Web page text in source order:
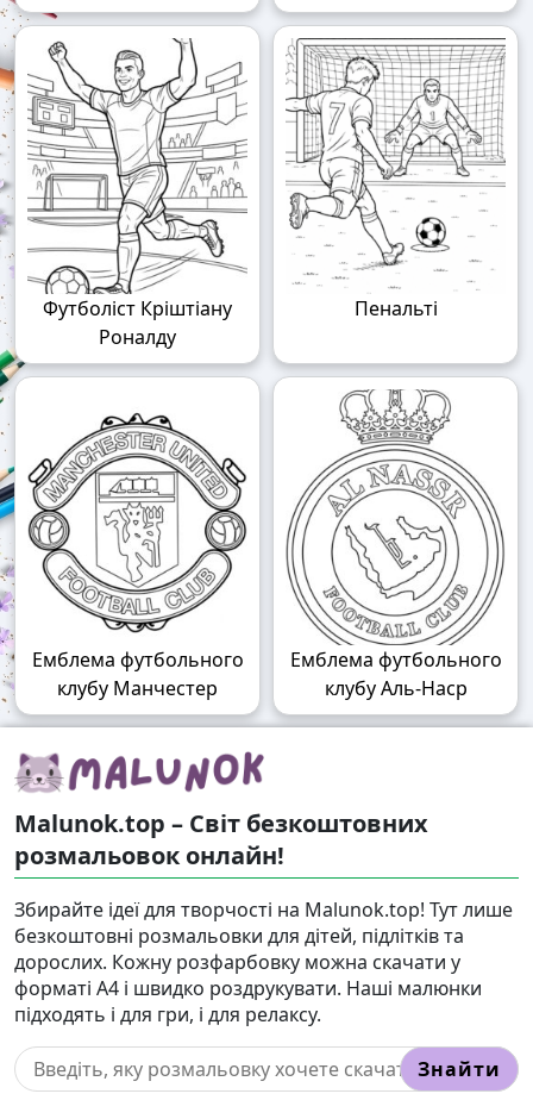
Футболіст Кріштіану
Роналду
Пенальті
Емблема футбольного
клубу Манчестер
Емблема футбольного
клубу Аль-Наср
Malunok.top – Світ безкоштовних
розмальовок онлайн!
Збирайте ідеї для творчості на Malunok.top! Тут лише
безкоштовні розмальовки для дітей, підлітків та
дорослих. Кожну розфарбовку можна скачати у
форматі А4 і швидко роздрукувати. Наші малюнки
підходять і для гри, і для релаксу.
Знайти